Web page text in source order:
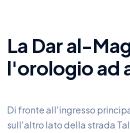
La Dar al-
l'orologio ad
Di fronte all'ingresso
sull'altro lato della strada